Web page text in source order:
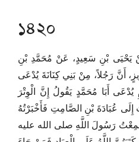
১৪২০
يَحْيَى بْنِ سَعِيدٍ، عَنْ مُحَمَّدِ بْنِ
أَنَّ رَجُلاً، مِنْ بَنِي كِنَانَةَ يُدْعَى
أَبَا مُحَمَّدٍ يَقُولُ إِنَّ الْوِتْرَ
عُبَادَةَ بْنِ الصَّامِتِ فَأَخْبَرْتُهُ
رَسُولَ اللَّهِ صلى الله عليه